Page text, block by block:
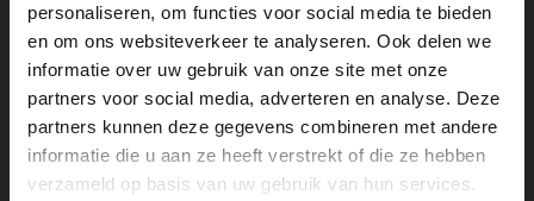
personaliseren, om functies voor social media te bieden
en om ons websiteverkeer te analyseren. Ook delen we
informatie over uw gebruik van onze site met onze
partners voor social media, adverteren en analyse. Deze
partners kunnen deze gegevens combineren met andere
informatie die u aan ze heeft verstrekt of die ze hebben
verzameld op basis van uw gebruik van hun services.
Vetera Verzekeringen
Oldtimer autoverzekering
Oldtimer motorverzekering
Oldtimer bromfietsverzekering